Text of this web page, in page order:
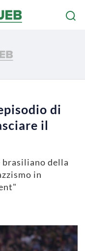
di
il
brasiliano della
in